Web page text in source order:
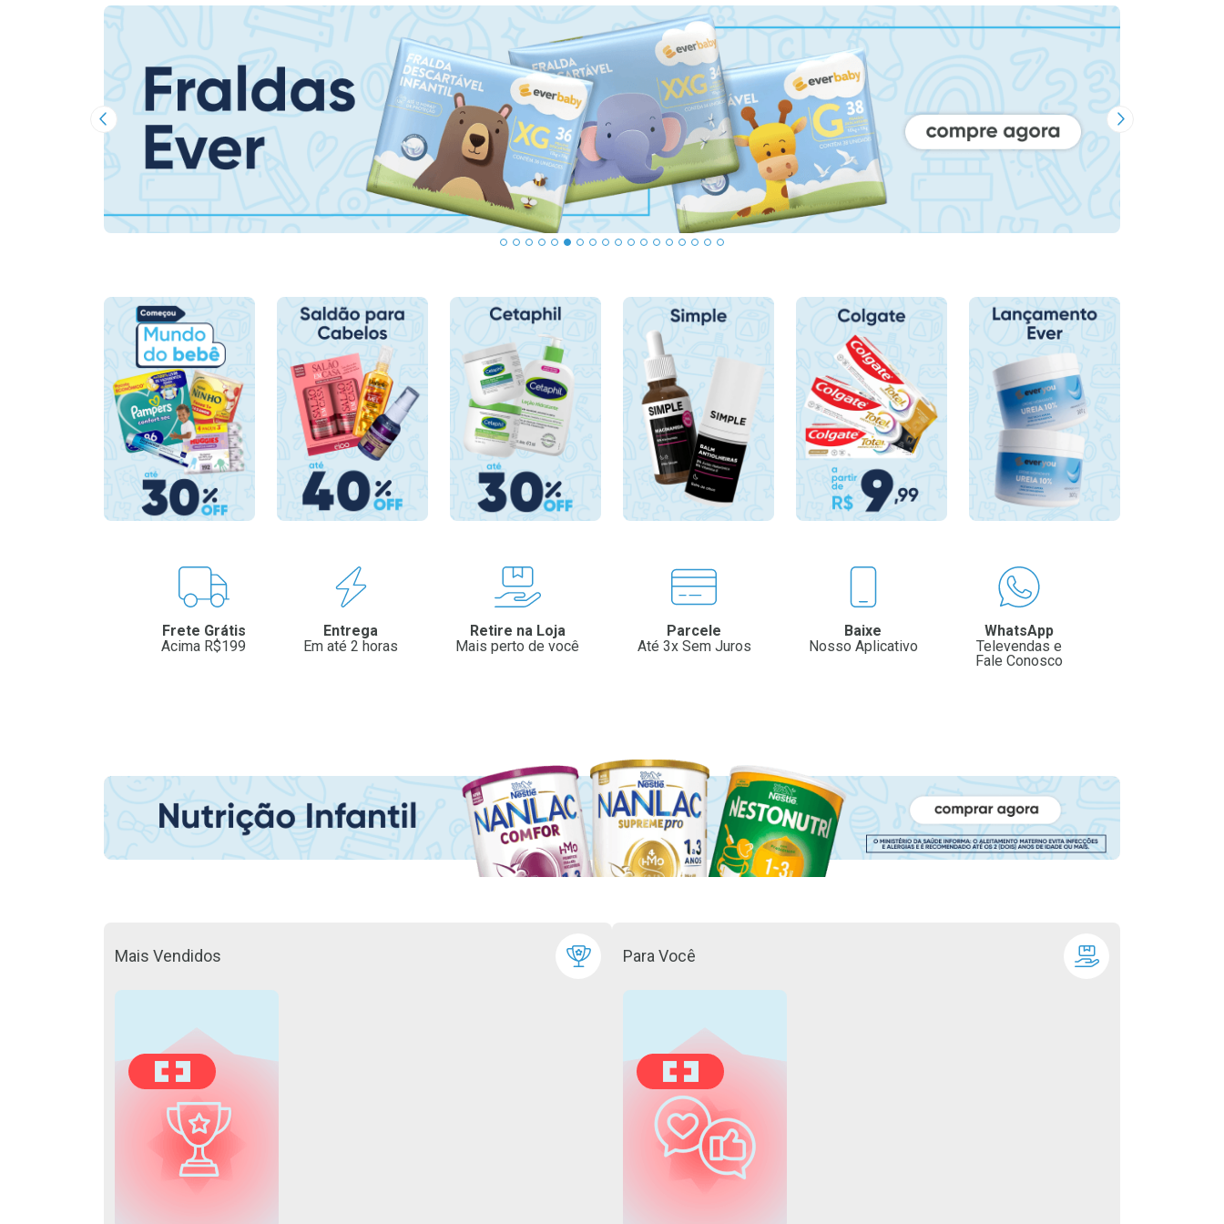
Imagem Anterior Próxima Imagem
Benefícios
Frete Grátis
Acima R$199
Entrega
Em até 2 horas
Retire na Loja
Mais perto de você
Parcele
Até 3x Sem Juros
Baixe
Nosso Aplicativo
WhatsApp
Televendas e
Fale Conosco
Mais Vendidos Para Você